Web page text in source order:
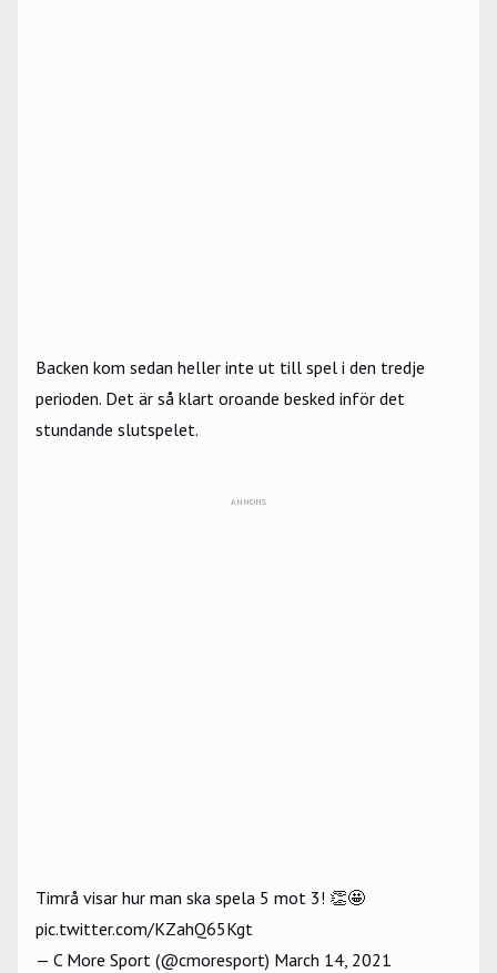
Backen kom sedan heller inte ut till spel i den tredje
perioden. Det är så klart oroande besked inför det
stundande slutspelet.
ANNONS
Timrå visar hur man ska spela 5 mot 3! 👏🤩
pic.twitter.com/KZahQ65Kgt
— C More Sport (@cmoresport) March 14, 2021